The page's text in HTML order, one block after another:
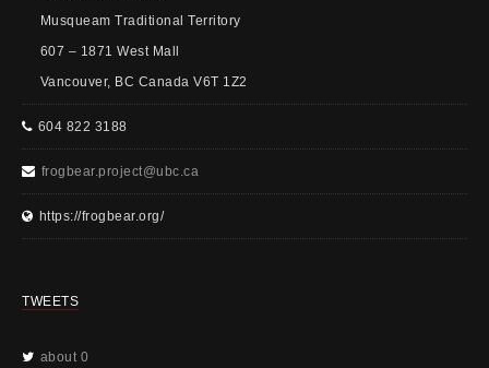
Musqueam Traditional Territory
607 – 1871 West Mall
Vancouver, BC Canada V6T 1Z2
604 822 3188
frogbear.project@ubc.ca
https://frogbear.org/
TWEETS
about 0